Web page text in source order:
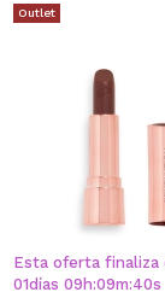
Outlet
Esta oferta finaliza
01días 09 h:09m:40s